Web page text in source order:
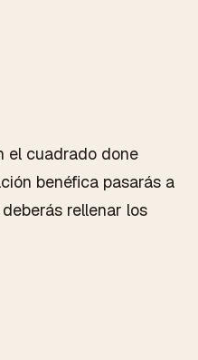
el cuadrado done
benéfica pasarás a
rellenar los